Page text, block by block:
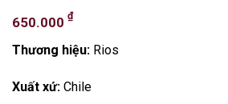
dựa trên
650.000 ₫
Thương hiệu: Rios
Xuất xứ: Chile